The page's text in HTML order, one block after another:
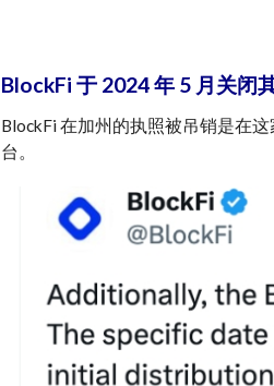
BlockFi 于 2024 年 5 月关闭
BlockFi 在加州的执照被吊销是在
台。